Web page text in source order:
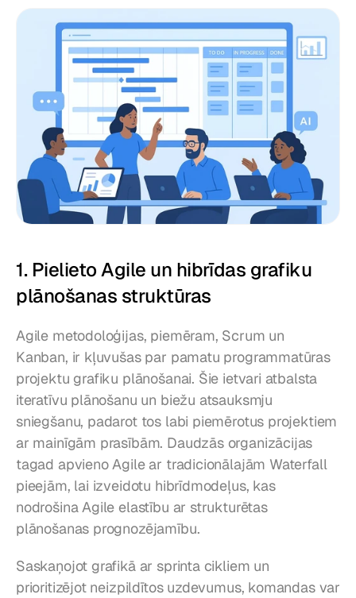
1. Pielieto Agile un hibrīdas grafiku
plānošanas struktūras
Agile metodoloģijas, piemēram, Scrum un
Kanban, ir kļuvušas par pamatu programmatūras
projektu grafiku plānošanai. Šie ietvari atbalsta
iteratīvu plānošanu un biežu atsauksmju
sniegšanu, padarot tos labi piemērotus projektiem
ar mainīgām prasībām. Daudzās organizācijas
tagad apvieno Agile ar tradicionālajām Waterfall
pieejām, lai izveidotu hibrīdmodeļus, kas
nodrošina Agile elastību ar strukturētas
plānošanas prognozējamību.
Saskaņojot grafikā ar sprinta cikliem un
prioritizējot neizpildītos uzdevumus, komandas var